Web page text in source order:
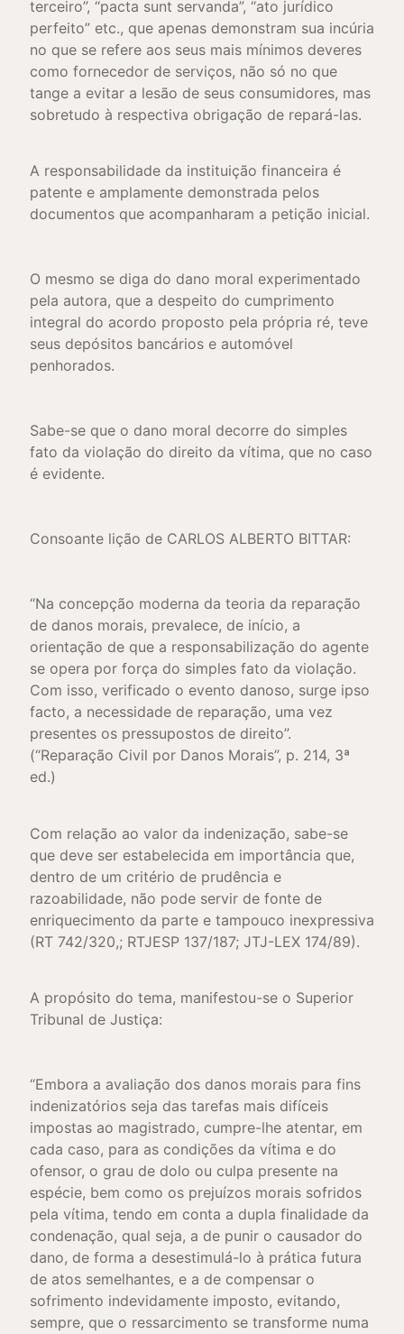
terceiro”, “pacta sunt servanda”, “ato jurídico
perfeito” etc., que apenas demonstram sua incúria
no que se refere aos seus mais mínimos deveres
como fornecedor de serviços, não só no que
tange a evitar a lesão de seus consumidores, mas
sobretudo à respectiva obrigação de repará-las.
A responsabilidade da instituição financeira é
patente e amplamente demonstrada pelos
documentos que acompanharam a petição inicial.
O mesmo se diga do dano moral experimentado
pela autora, que a despeito do cumprimento
integral do acordo proposto pela própria ré, teve
seus depósitos bancários e automóvel
penhorados.
Sabe-se que o dano moral decorre do simples
fato da violação do direito da vítima, que no caso
é evidente.
Consoante lição de CARLOS ALBERTO BITTAR:
“Na concepção moderna da teoria da reparação
de danos morais, prevalece, de início, a
orientação de que a responsabilização do agente
se opera por força do simples fato da violação.
Com isso, verificado o evento danoso, surge ipso
facto, a necessidade de reparação, uma vez
presentes os pressupostos de direito”.
(“Reparação Civil por Danos Morais”, p. 214, 3ª
ed.)
Com relação ao valor da indenização, sabe-se
que deve ser estabelecida em importância que,
dentro de um critério de prudência e
razoabilidade, não pode servir de fonte de
enriquecimento da parte e tampouco inexpressiva
(RT 742/320,; RTJESP 137/187; JTJ-LEX 174/89).
A propósito do tema, manifestou-se o Superior
Tribunal de Justiça:
“Embora a avaliação dos danos morais para fins
indenizatórios seja das tarefas mais difíceis
impostas ao magistrado, cumpre-lhe atentar, em
cada caso, para as condições da vítima e do
ofensor, o grau de dolo ou culpa presente na
espécie, bem como os prejuízos morais sofridos
pela vítima, tendo em conta a dupla finalidade da
condenação, qual seja, a de punir o causador do
dano, de forma a desestimulá-lo à prática futura
de atos semelhantes, e a de compensar o
sofrimento indevidamente imposto, evitando,
sempre, que o ressarcimento se transforme numa